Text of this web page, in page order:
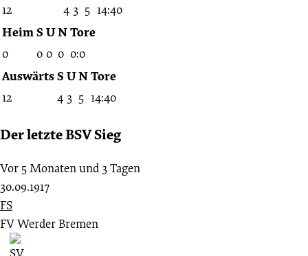
12 4 3 5 14:40
Heim S UNTore
0 0 0 0 0:0
AuswärtsS UNTore
12 4 3 5 14:40
Der letzte BSV Sieg
Vor 5 Monaten und 3 Tagen
30.09.1917
FS
FV Werder Bremen